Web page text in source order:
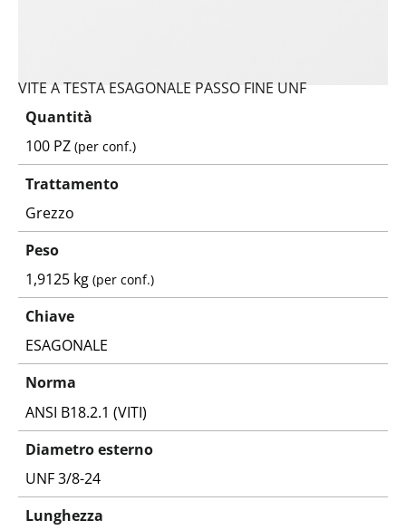
VITE A TESTA ESAGONALE PASSO FINE UNF
Quantità
100 PZ(per conf.)
Trattamento
Grezzo
Peso
1,9125 kg(per conf.)
Chiave
ESAGONALE
Norma
ANSI B18.2.1 (VITI)
Diametro esterno
UNF 3/8-24
Lunghezza